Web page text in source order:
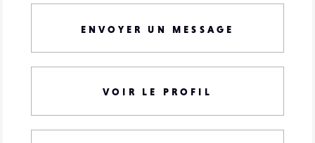
ENVOYER UN MESSAGE
VOIR LE PROFIL